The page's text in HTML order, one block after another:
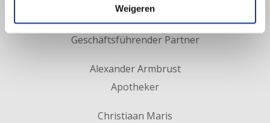
Weigeren
Wim de Jong
Geschäftsführender Partner
Alexander Armbrust
Apotheker
Christiaan Maris